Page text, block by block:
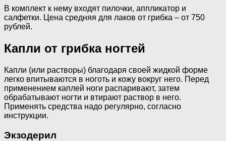
В комплект к нему входят пилочки, аппликатор и
салфетки. Цена средняя для лаков от грибка – от 750
рублей.
Капли от грибка ногтей
Капли (или растворы) благодаря своей жидкой форме
легко впитываются в ноготь и кожу вокруг него. Перед
применением каплей ноги распаривают, затем
обрабатывают ногти и втирают раствор в него.
Применять средства надо регулярно, согласно
инструкции.
Экзодерил